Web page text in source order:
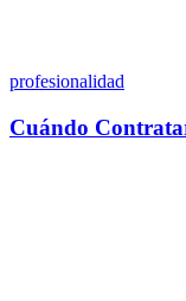
profesionalidad
Cuándo